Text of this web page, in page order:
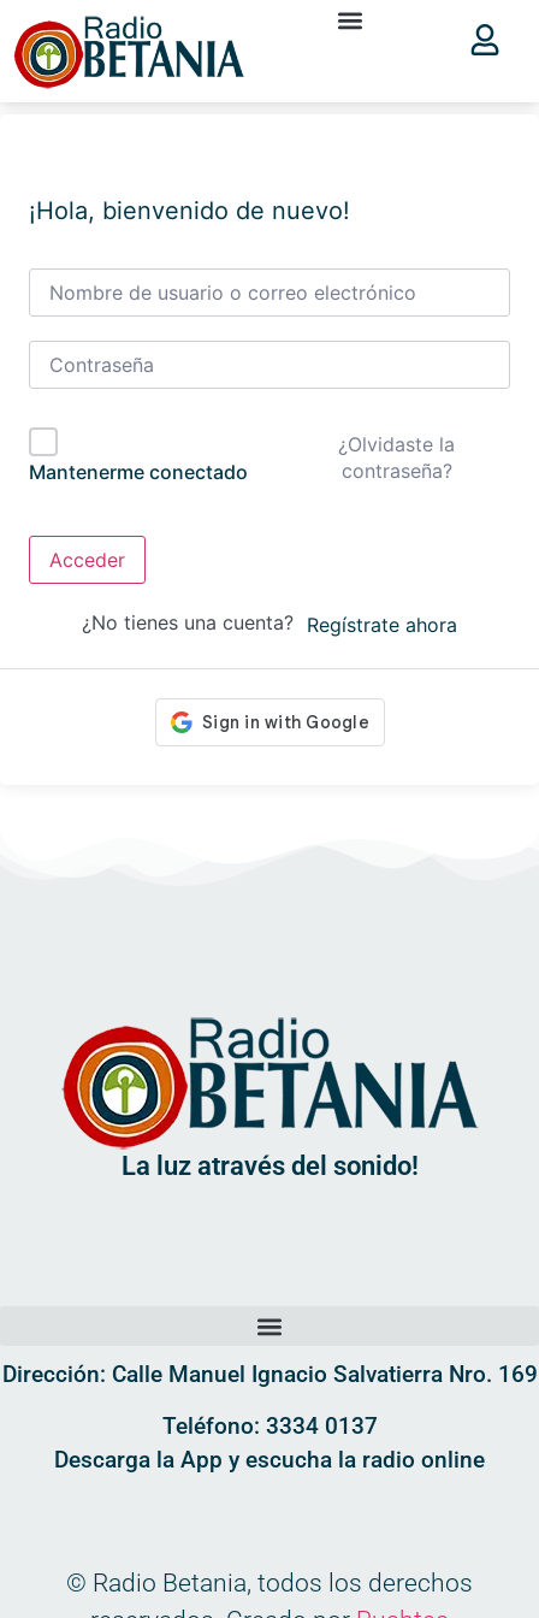
¡Hola, bienvenido de nuevo!
Mantenerme conectado
¿Olvidaste la
contraseña?
Acceder
¿No tienes una cuenta? Regístrate ahora
La luz através del sonido!
Dirección: Calle Manuel Ignacio Salvatierra Nro. 169
Teléfono: 3334 0137
Descarga la App y escucha la radio online
© Radio Betania, todos los derechos